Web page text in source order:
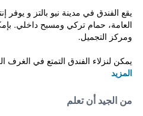
يقع الفندق في مدينة نيو بالتز و
العامة، حمام تركي ومسبح داخلي.
ومركز التجميل.
يمكن لنزلاء الفندق التمتع في الغرف
المزيد
من الجيد أن تعلم